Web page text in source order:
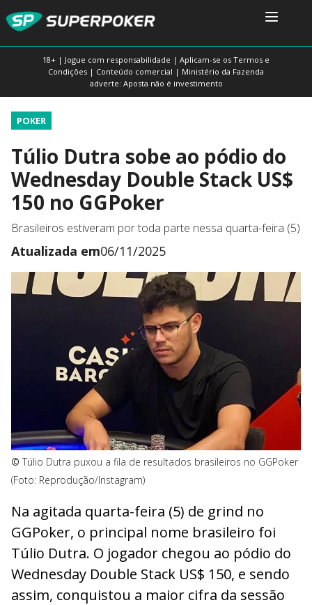
18+ | Jogue com responsabilidade | Aplicam-se os Termos e
Condições | Conteúdo comercial | Ministério da Fazenda
adverte: Aposta não é investimento
POKER
Túlio Dutra sobe ao pódio do
Wednesday Double Stack US$
150 no GGPoker
Brasileiros estiveram por toda parte nessa quarta-feira (5)
Atualizada em06/11/2025
© Túlio Dutra puxou a fila de resultados brasileiros no GGPoker
(Foto: Reprodução/Instagram)
Na agitada quarta-feira (5) de grind no
GGPoker, o principal nome brasileiro foi
Túlio Dutra. O jogador chegou ao pódio do
Wednesday Double Stack US$ 150, e sendo
assim, conquistou a maior cifra da sessão